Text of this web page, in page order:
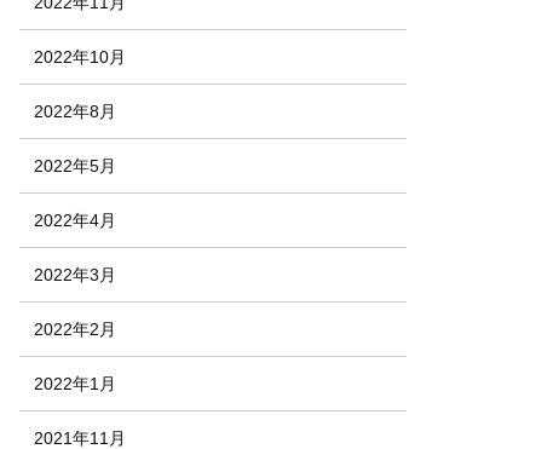
2022年10月
2022年8月
2022年5月
2022年4月
2022年3月
2022年2月
2022年1月
2021年11月